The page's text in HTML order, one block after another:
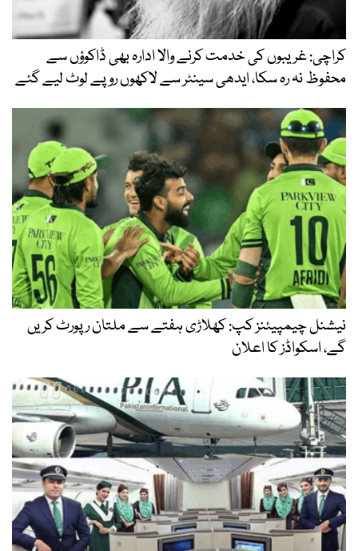
کراچی: غریبوں کی خدمت کرنے والا ادارہ بھی ڈاکوؤں سے
محفوظ نہ رہ سکا، ایدھی سینٹر سے لاکھوں روپے لوٹ لیے گئے
نیشنل چیمپیئنز کپ: کھلاڑی ہفتے سے ملتان رپورٹ کریں
گے، اسکواڈز کا اعلان